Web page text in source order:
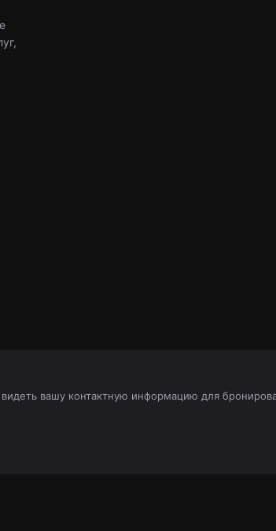
вашу контактную информацию для